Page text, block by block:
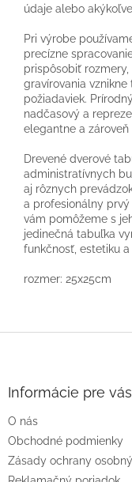
údaje alebo
Pri výrobe
precízne
prispôsobiť
gravírovania
požiadaviek.
nadčasový a
elegantne a zároveň
Drevené dverové
administratívnych
aj rôznych
a profesionálny
vám pomôžeme s
jedinečná tabuľka
funkčnosť, estetiku
rozmer: 25x25cm
e
Informácie pre vás
O nás
Obchodné podmienky
Zásady ochrany